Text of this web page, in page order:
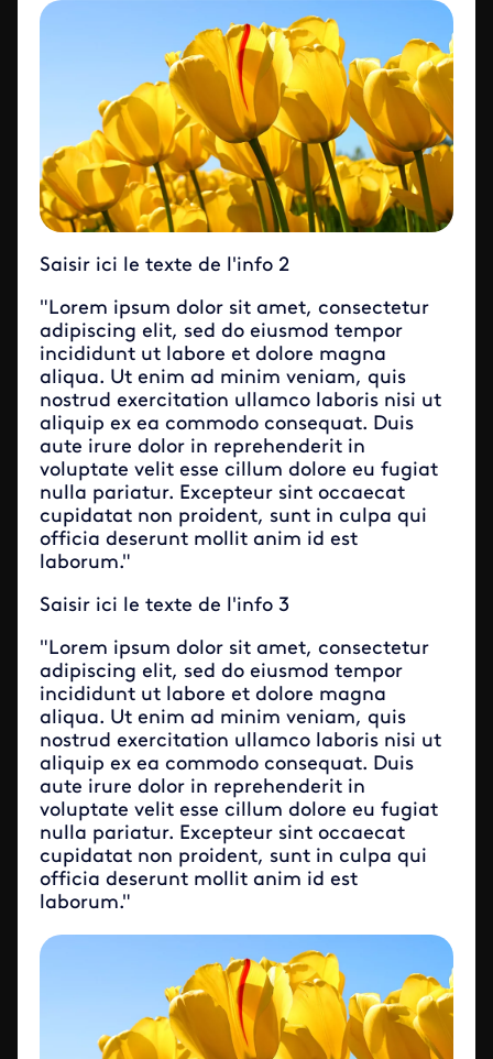
Saisir ici le texte de l'info 2
"Lorem ipsum dolor sit amet, consectetur
adipiscing elit, sed do eiusmod tempor
incididunt ut labore et dolore magna
aliqua. Ut enim ad minim veniam, quis
nostrud exercitation ullamco laboris nisi ut
aliquip ex ea commodo consequat. Duis
aute irure dolor in reprehenderit in
voluptate velit esse cillum dolore eu fugiat
nulla pariatur. Excepteur sint occaecat
cupidatat non proident, sunt in culpa qui
officia deserunt mollit anim id est
laborum."
Saisir ici le texte de l'info 3
"Lorem ipsum dolor sit amet, consectetur
adipiscing elit, sed do eiusmod tempor
incididunt ut labore et dolore magna
aliqua. Ut enim ad minim veniam, quis
nostrud exercitation ullamco laboris nisi ut
aliquip ex ea commodo consequat. Duis
aute irure dolor in reprehenderit in
voluptate velit esse cillum dolore eu fugiat
nulla pariatur. Excepteur sint occaecat
cupidatat non proident, sunt in culpa qui
officia deserunt mollit anim id est
laborum."